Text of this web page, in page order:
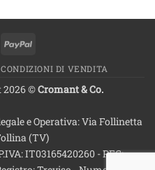
PayPal
CONDIZIONI DI VENDITA
2026 ©Cromant & Co.
e Operativa: Via Follinetta
(TV)
IT03165420260 - PEC: